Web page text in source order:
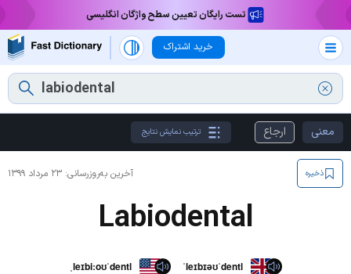
تست رایگان تعیین سطح واژگان انگلیسی
خرید اشتراک
معنی ارجاع ترتیب نمایش نتایج
آخرین به‌روزرسانی: ۲۳ مرداد ۱۳۹۹ ذخیره
Labiodental
ˌleɪbiːoʊˈdentl ˈleɪbɪəʊˈdentl